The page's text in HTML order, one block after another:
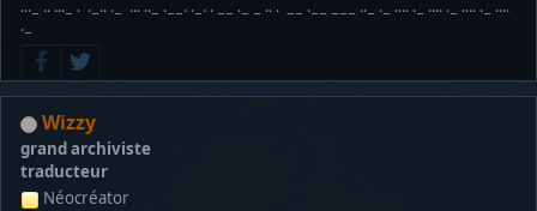
···− ·· ···− · ·−·· ·− ··· ··− ·−−· ·−· · −− ·− − ·· · −− ·−− −−− ··− ·− ···· ·− ···· ·− ···· ·− ····
·−
Wizzy
grand archiviste
traducteur
Néocréator